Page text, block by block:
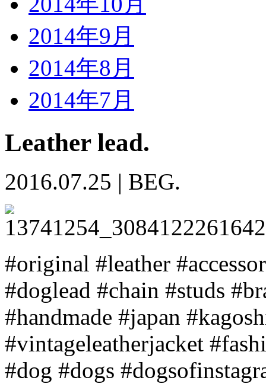
2014年9月
2014年8月
2014年7月
Leather lead.
2016.07.25 | BEG.
#original #leather
#doglead #chain #studs
#handmade #japan
#vintageleatherjacket
#dog #dogs